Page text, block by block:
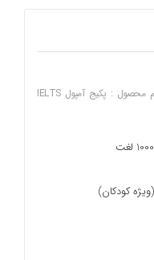
خرید پکیج آموزش زبان انگلیسی آیلتس نام محصول : پکیج آمپول IELTS